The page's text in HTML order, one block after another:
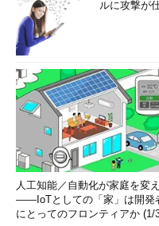
ルに攻撃が
人工知能／自動化が家庭を変
――IoTとしての「家」は開発
にとってのフロンティアか (1/